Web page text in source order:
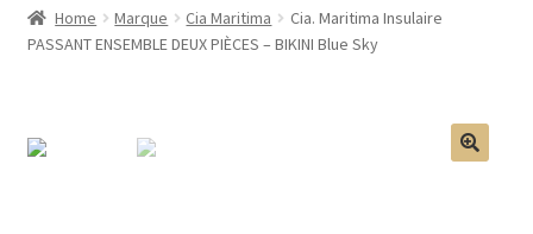
Wholesale Registration Page
Boutique
Home Marque Cia Maritima
Cia. Maritima Insulaire
PASSANT ENSEMBLE DEUX PIÈCES – BIKINI Blue Sky